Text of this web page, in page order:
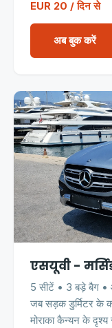
EUR 20 / दिन से
अब बुक करें
एसयूवी -
5 सीटें • 3 बड़े बैग
जब सड़क डुर्मिटर के
मोराका कैन्यन के दृश्य